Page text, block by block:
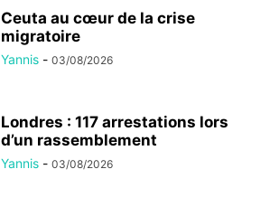
Ceuta au cœur de la crise
migratoire
Yannis - 03/08/2026
Londres : 117 arrestations lors
d’un rassemblement
Yannis - 03/08/2026